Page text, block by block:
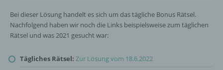
Bei dieser Lösung handelt es sich um das tägliche Bonus Rätsel.
Nachfolgend haben wir noch die Links beispielsweise zum täglichen
Rätsel und was 2021 gesucht war:
Tägliches Rätsel: Zur Lösung vom 18.6.2022